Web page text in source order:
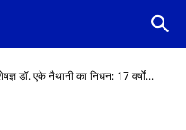
डॉ. एके नैथानी का निधन: 17 वर्षों...